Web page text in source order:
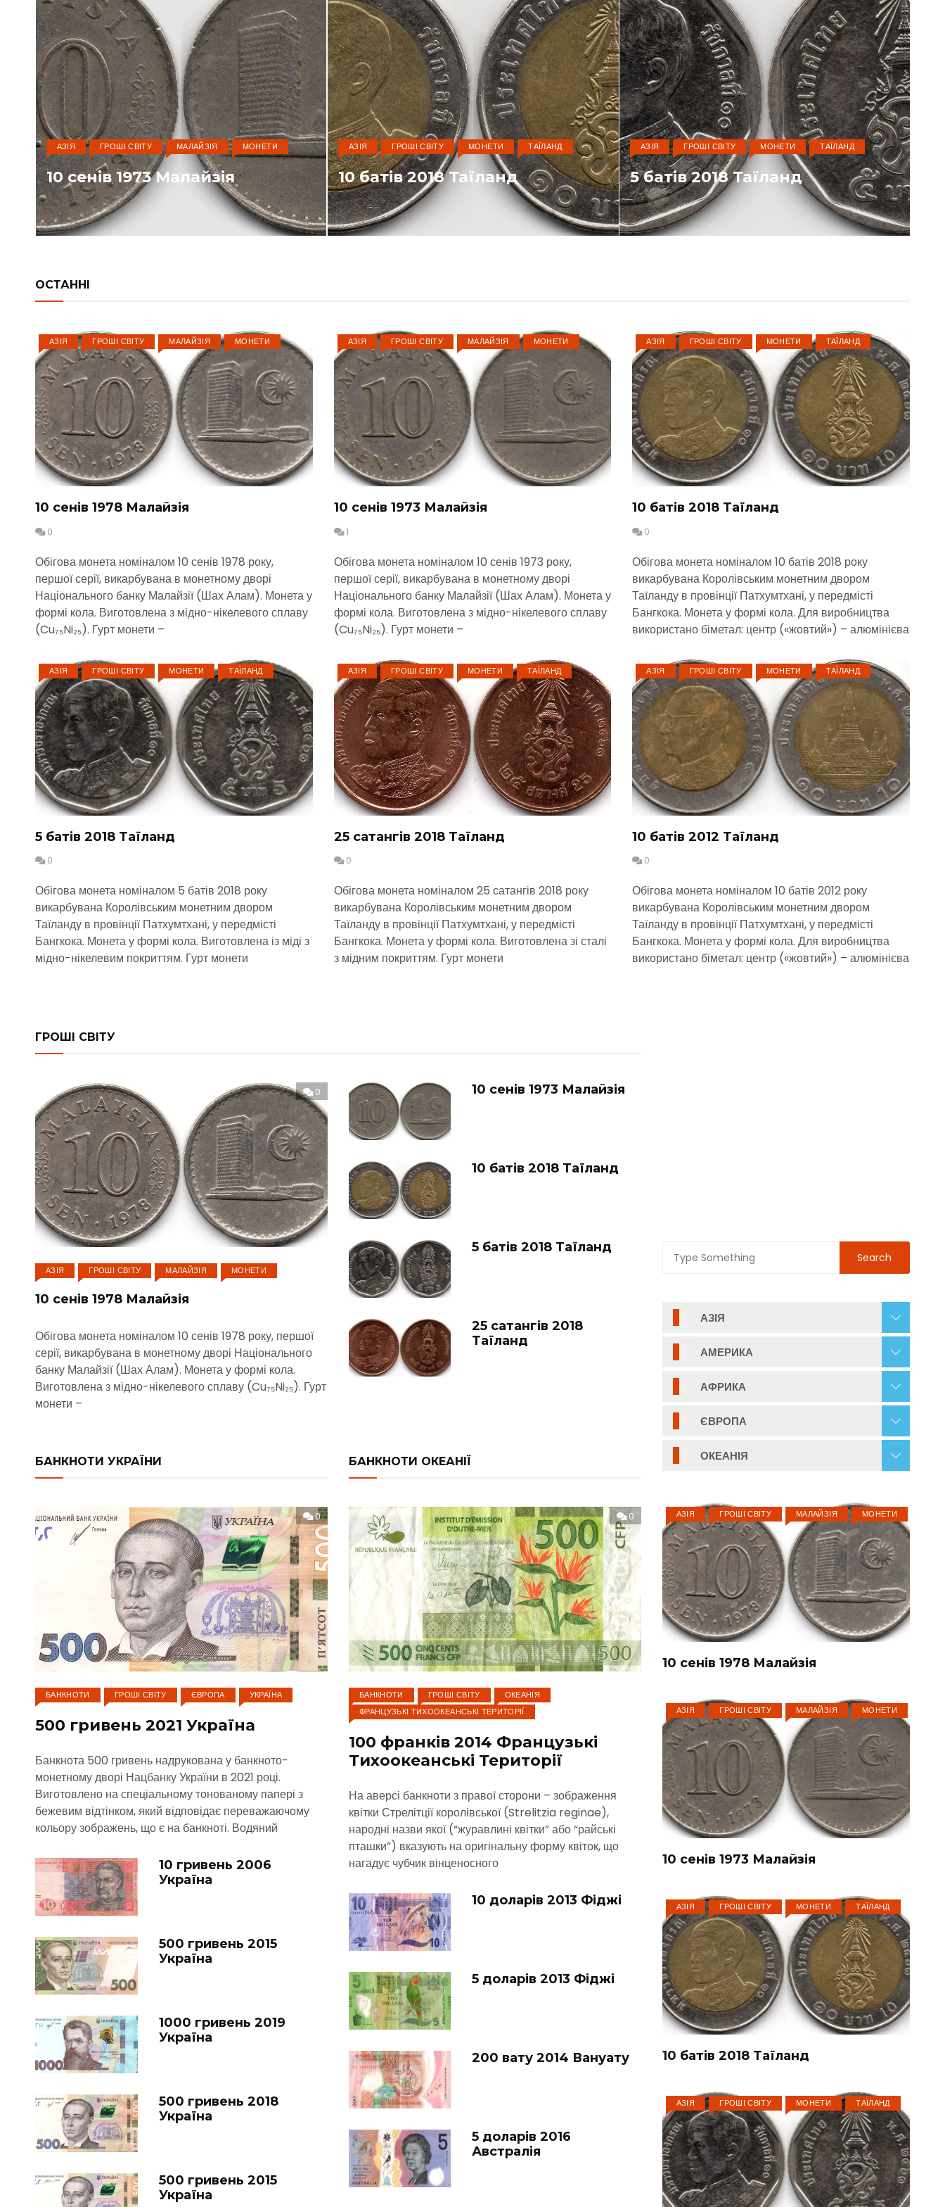
АЗІЯ ГРОШІ СВІТУ МАЛАЙЗІЯ МОНЕТИ
10 сенів 1973 Малайзія
АЗІЯ ГРОШІ СВІТУ МОНЕТИ ТАЇЛАНД
10 батів 2018 Таїланд
АЗІЯ ГРОШІ СВІТУ МОНЕТИ ТАЇЛАНД
5 батів 2018 Таїланд
ОСТАННІ
АЗІЯ ГРОШІ СВІТУ МАЛАЙЗІЯ МОНЕТИ
10 сенів 1978 Малайзія
0
Обігова монета номіналом 10 сенів 1978 року,
першої серії, викарбувана в монетному дворі
Національного банку Малайзії (Шах Алам). Монета у
формі кола. Виготовлена з мідно-нікелевого сплаву
(Cu₇₅Ni₂₅). Гурт монети –
АЗІЯ ГРОШІ СВІТУ МАЛАЙЗІЯ МОНЕТИ
10 сенів 1973 Малайзія
1
Обігова монета номіналом 10 сенів 1973 року,
першої серії, викарбувана в монетному дворі
Національного банку Малайзії (Шах Алам). Монета у
формі кола. Виготовлена з мідно-нікелевого сплаву
(Cu₇₅Ni₂₅). Гурт монети –
АЗІЯ ГРОШІ СВІТУ МОНЕТИ ТАЇЛАНД
10 батів 2018 Таїланд
0
Обігова монета номіналом 10 батів 2018 року
викарбувана Королівським монетним двором
Таїланду в провінції Патхумтхані, у передмісті
Бангкока. Монета у формі кола. Для виробництва
використано біметал: центр («жовтий») – алюмінієва
АЗІЯ ГРОШІ СВІТУ МОНЕТИ ТАЇЛАНД
5 батів 2018 Таїланд
0
Обігова монета номіналом 5 батів 2018 року
викарбувана Королівським монетним двором
Таїланду в провінції Патхумтхані, у передмісті
Бангкока. Монета у формі кола. Виготовлена із міді з
мідно-нікелевим покриттям. Гурт монети
АЗІЯ ГРОШІ СВІТУ МОНЕТИ ТАЇЛАНД
25 сатангів 2018 Таїланд
0
Обігова монета номіналом 25 сатангів 2018 року
викарбувана Королівським монетним двором
Таїланду в провінції Патхумтхані, у передмісті
Бангкока. Монета у формі кола. Виготовлена зі сталі
з мідним покриттям. Гурт монети
АЗІЯ ГРОШІ СВІТУ МОНЕТИ ТАЇЛАНД
10 батів 2012 Таїланд
0
Обігова монета номіналом 10 батів 2012 року
викарбувана Королівським монетним двором
Таїланду в провінції Патхумтхані, у передмісті
Бангкока. Монета у формі кола. Для виробництва
використано біметал: центр («жовтий») – алюмінієва
ГРОШІ СВІТУ
0
АЗІЯ ГРОШІ СВІТУ МАЛАЙЗІЯ МОНЕТИ
10 сенів 1978 Малайзія
Обігова монета номіналом 10 сенів 1978 року, першої
серії, викарбувана в монетному дворі Національного
банку Малайзії (Шах Алам). Монета у формі кола.
Виготовлена з мідно-нікелевого сплаву (Cu₇₅Ni₂₅). Гурт
монети –
10 сенів 1973 Малайзія
10 батів 2018 Таїланд
5 батів 2018 Таїланд
25 сатангів 2018
Таїланд
БАНКНОТИ УКРАЇНИ
0
БАНКНОТИ ГРОШІ СВІТУ ЄВРОПА УКРАЇНА
500 гривень 2021 Україна
Банкнота 500 гривень надрукована у банкното-
монетному дворі Нацбанку України в 2021 році.
Виготовлено на спеціальному тонованому папері з
бежевим відтінком, який відповідає переважаючому
кольору зображень, що є на банкноті. Водяний
10 гривень 2006
Україна
500 гривень 2015
Україна
1000 гривень 2019
Україна
500 гривень 2018
Україна
500 гривень 2015
Україна
БАНКНОТИ ОКЕАНІЇ
0
БАНКНОТИ ГРОШІ СВІТУ
ОКЕАНІЯ
ФРАНЦУЗЬКІ ТИХООКЕАНСЬКІ ТЕРИТОРІЇ
100 франків 2014 Французькі
Тихоокеанські Території
На аверсі банкноти з правої сторони – зображення
квітки Стрелітції королівської (Strelitzia reginae),
народні назви якої (“журавлині квітки” або “райські
пташки”) вказують на оригінальну форму квіток, що
нагадує чубчик вінценосного
10 доларів 2013 Фіджі
5 доларів 2013 Фіджі
200 вату 2014 Вануату
5 доларів 2016
Австралія
АЗІЯ
АМЕРИКА
АФРИКА
ЄВРОПА
ОКЕАНІЯ
АЗІЯ ГРОШІ СВІТУ МАЛАЙЗІЯ МОНЕТИ
10 сенів 1978 Малайзія
АЗІЯ ГРОШІ СВІТУ МАЛАЙЗІЯ МОНЕТИ
10 сенів 1973 Малайзія
АЗІЯ ГРОШІ СВІТУ МОНЕТИ ТАЇЛАНД
10 батів 2018 Таїланд
АЗІЯ ГРОШІ СВІТУ МОНЕТИ ТАЇЛАНД